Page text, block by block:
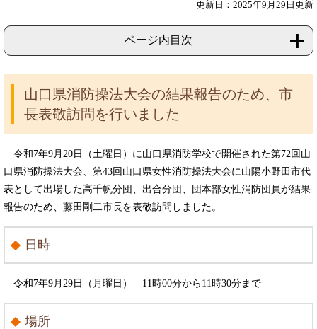
更新日：2025年9月29日更新
ページ内目次
山口県消防操法大会の結果報告のため、市
長表敬訪問を行いました
令和7年9月20日（土曜日）に山口県消防学校で開催された第72回山
口県消防操法大会、第43回山口県女性消防操法大会に山陽小野田市代
表として出場した高千帆分団、出合分団、団本部女性消防団員が結果
報告のため、藤田剛二市長を表敬訪問しました。
日時
令和7年9月29日（月曜日） 11時00分から11時30分まで
場所